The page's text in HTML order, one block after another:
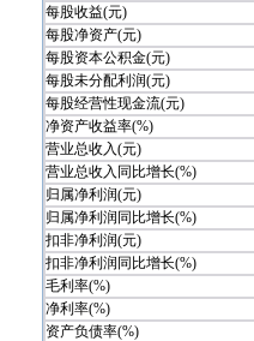
每股收益(元)
每股净资产(元)
每股资本公积金(元)
每股未分配利润(元)
每股经营性现金流(元)
净资产收益率(%)
营业总收入(元)
营业总收入同比增长(%)
归属净利润(元)
归属净利润同比增长(%)
扣非净利润(元)
扣非净利润同比增长(%)
毛利率(%)
净利率(%)
资产负债率(%)